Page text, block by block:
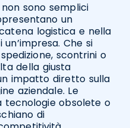
sono semplici
un
logistica e nella
Che si
scontrini o
della giusta
impatto diretto sulla
aziendale. Le
tecnologie obsolete o
di